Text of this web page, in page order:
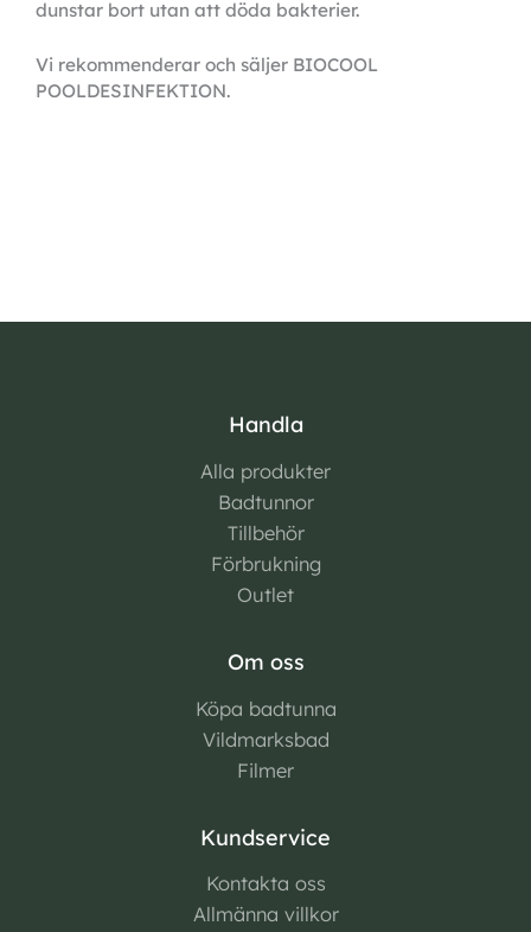
dunstar bort utan att döda bakterier.
Vi rekommenderar och säljer BIOCOOL
POOLDESINFEKTION.
Handla
Alla produkter
Badtunnor
Tillbehör
Förbrukning
Outlet
Om oss
Köpa badtunna
Vildmarksbad
Filmer
Kundservice
Kontakta oss
Allmänna villkor